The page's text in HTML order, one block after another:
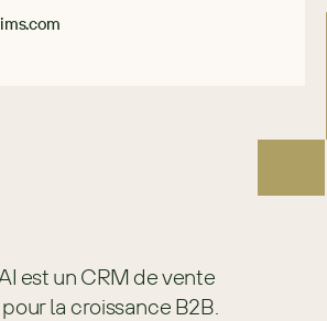
est un CRM de vente
la croissance B2B.